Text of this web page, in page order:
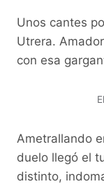
Unos cantes
Utrera.
con esa
Ametrallando
duelo llegó el
distinto,